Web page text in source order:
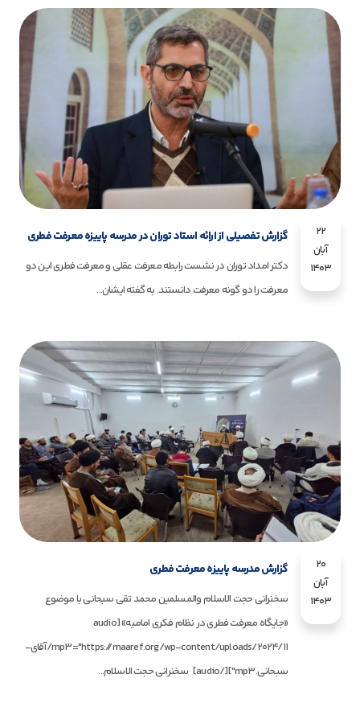
22
آبان
1403
گزارش تفصیلی از ارائه استاد توران در مدرسه پاییزه معرفت فطری
دکتر امداد توران در نشست رابطه معرفت عقلی و معرفت فطری این دو
معرفت را دو گونه معرفت دانستند. به گفته ایشان...
20
آبان
1403
گزارش مدرسه پاییزه معرفت فطری
سخنرانی حجت الاسلام والمسلمین محمد تقی سبحانی با موضوع
«جایگاه معرفت فطری در نظام فکری امامیه» [audio
mp3="https://maaref.org/wp-content/uploads/2024/11/آقای-
سبحانی.mp3"][/audio] سخنرانی حجت الاسلام...